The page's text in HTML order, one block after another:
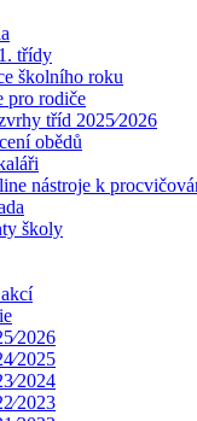
třídy
školního roku
pro rodiče
tříd 2025⁄2026
obědů
nástroje k
školy